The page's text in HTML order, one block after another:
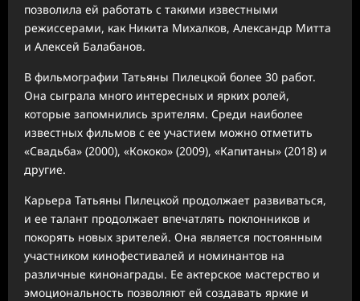
позволила ей работать с такими известными
режиссерами, как Никита Михалков, Александр Митта
и Алексей Балабанов.
В фильмографии Татьяны Пилецкой более 30 работ.
Она сыграла много интересных и ярких ролей,
которые запомнились зрителям. Среди наиболее
известных фильмов с ее участием можно отметить
«Свадьба» (2000), «Кококо» (2009), «Капитаны» (2018) и
другие.
Карьера Татьяны Пилецкой продолжает развиваться,
и ее талант продолжает впечатлять поклонников и
покорять новых зрителей. Она является постоянным
участником кинофестивалей и номинантов на
различные кинонаграды. Ее актерское мастерство и
эмоциональность позволяют ей создавать яркие и